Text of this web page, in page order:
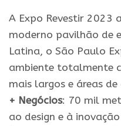
A Expo Revestir 2023
moderno pavilhão de
Latina, o São Paulo
ambiente totalmente
mais largos e áreas
+ Negócios: 70 mil
ao design e à